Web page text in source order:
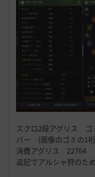
スクロ2段アグリス
バー (画像のゴミの1
消費アグリス
追記でアルシャ狩のた